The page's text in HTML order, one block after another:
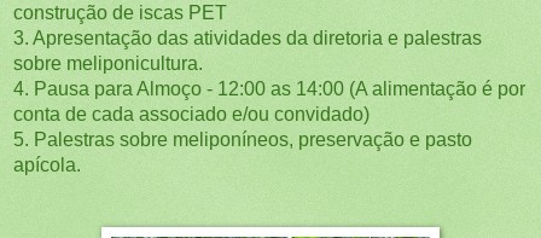
construção de iscas PET
3. Apresentação das atividades da diretoria e palestras
sobre meliponicultura.
4. Pausa para Almoço - 12:00 as 14:00 (A alimentação é por
conta de cada associado e/ou convidado)
5. Palestras sobre meliponíneos, preservação e pasto
apícola.